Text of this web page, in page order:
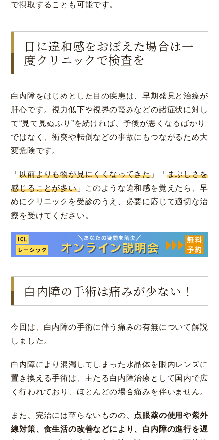
で摂取することも可能です。
目に違和感をおぼえた場合は一
度クリニックで検査を
白内障をはじめとした目の疾患は、早期発見と治療が
肝心です。視力低下や視界の霞みなどの諸症状に対し
て“見て見ぬふり”を続ければ、予後が悪くなるばかり
ではなく、衝突や転倒などの事故にもつながるため大
変危険です。
「以前よりも物が見にくくなってきた 」「 まぶしさを
感じることが多い」このような違和感を覚えたら、早
めにクリニックを受診のうえ、必要に応じて適切な治
療を受けてください。
白内障の手術は痛みが少ない！
今回は、白内障の手術に伴う痛みの有無について解説
しました。
白内障により混濁してしまった水晶体を眼内レンズに
置き換える手術は、主たる白内障治療として国内で広
く行われており、ほとんどの場合痛みを伴いません。
また、完治には至らないものの、 点眼薬の使用や紫外
線対策、食生活の改善などにより、白内障の進行を遅